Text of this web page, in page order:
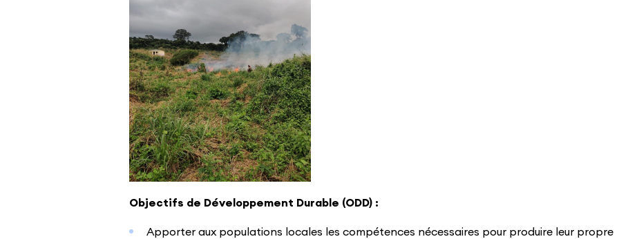
Objectifs de Développement Durable (ODD) :
Apporter aux populations locales les compétences nécessaires pour produire leur propre